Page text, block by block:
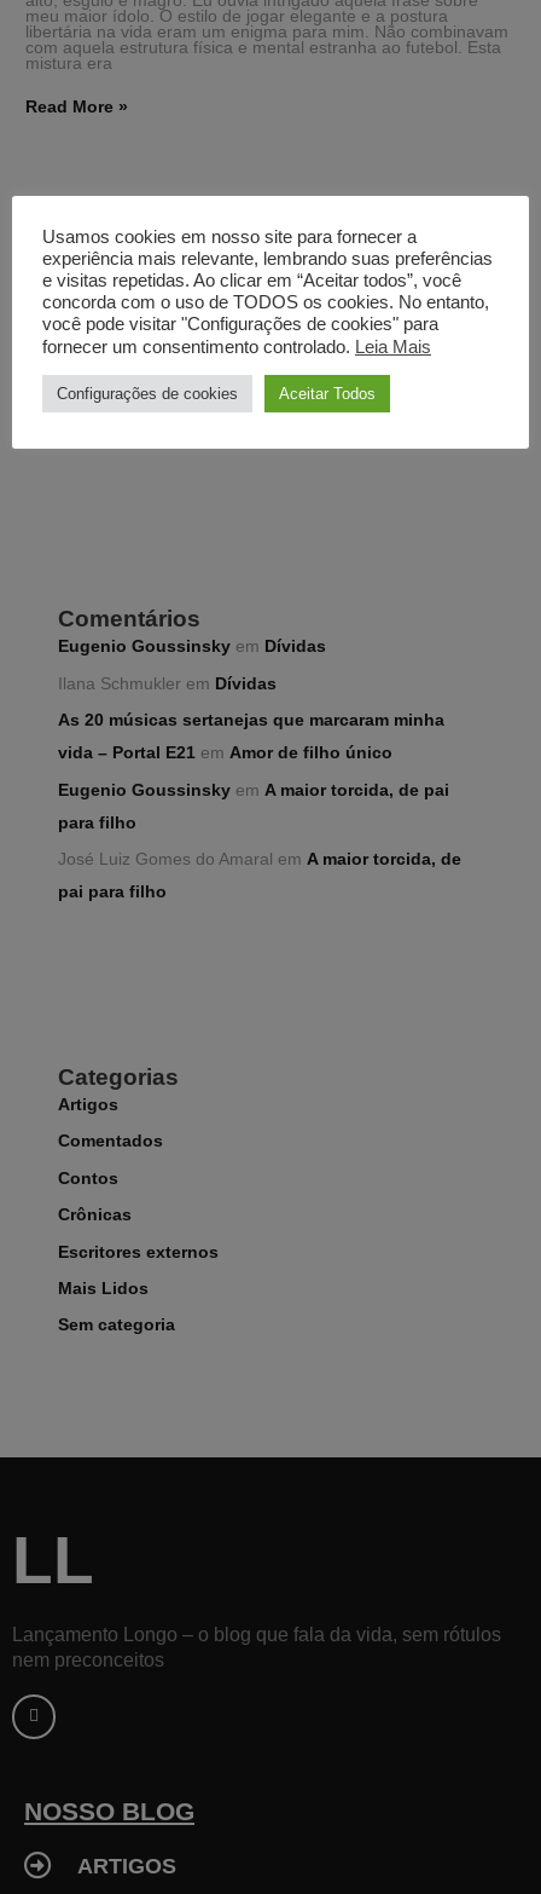
meu maior ídolo. O estilo de jogar elegante e a postura
libertária na vida eram um enigma para mim. Não combinavam
com aquela estrutura física e mental estranha ao futebol. Esta
mistura era
Read More »
Posts Recentes
Poderoso
1985, 40 anos
Dívidas
Comentários
Eugenio Goussinsky em Dívidas
Ilana Schmukler em Dívidas
As 20 músicas sertanejas que marcaram minha
vida – Portal E21 emAmor de filho único
Eugenio Goussinsky em A maior torcida, de pai
para filho
José Luiz Gomes do Amaral emA maior torcida, de
pai para filho
Categorias
Artigos
Comentados
Contos
Crônicas
Escritores externos
Mais Lidos
Sem categoria
LL
Lançamento Longo – o blog que fala da vida, sem rótulos
nem preconceitos
a
c
e
k
-
NOSSO BLOG
ARTIGOS
Usamos cookies em nosso site para fornecer a
experiência mais relevante, lembrando suas preferências
e visitas repetidas. Ao clicar em “Aceitar todos”, você
concorda com o uso de TODOS os cookies. No entanto,
você pode visitar "Configurações de cookies" para
fornecer um consentimento controlado. Leia Mais
Configurações de cookies Aceitar Todos